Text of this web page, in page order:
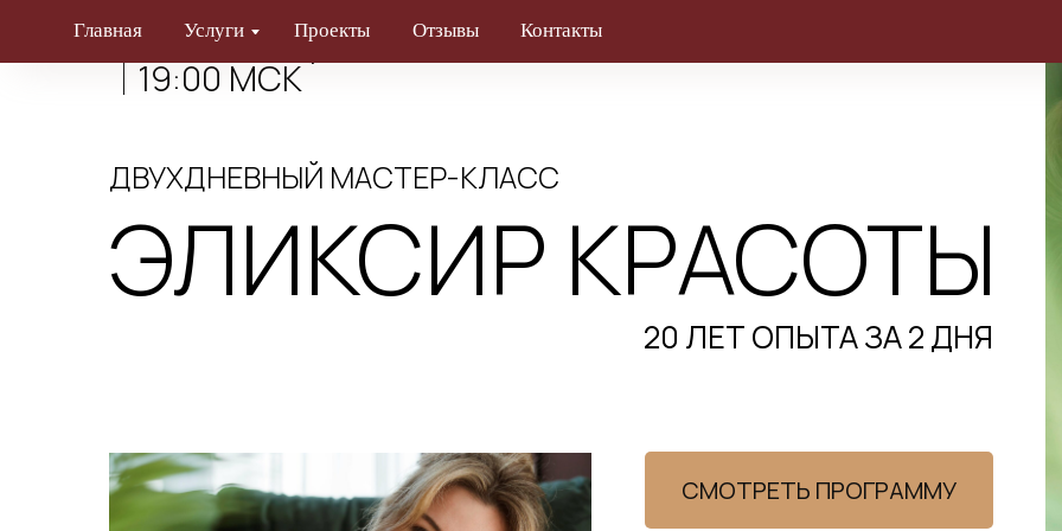
Главная Услуги Проекты Отзывы Контакты
11-12 октября
19:00 МСК
ДВУХДНЕВНЫЙ МАСТЕР-КЛАСС
20 ЛЕТ ОПЫТА ЗА 2 ДНЯ
СМОТРЕТЬ ПРОГРАММУ
ЭЛИКСИР КРАСОТЫ